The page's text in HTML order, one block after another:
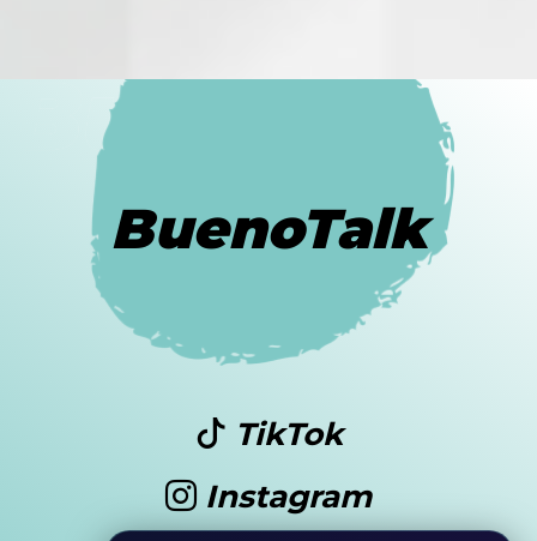
BuenoTalk
TikTok
Instagram